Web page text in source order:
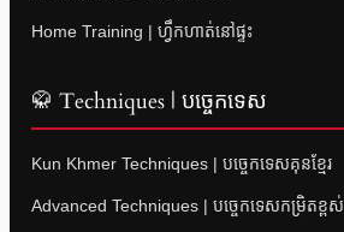
Home Training | ហ្វឹកហាត់នៅផ្ទះ
🥋 Techniques | បច្ចេកទេស
Kun Khmer Techniques | បច្ចេកទេសគុនខ្មែរ
Advanced Techniques | បច្ចេកទេសកម្រិតខ្ពស់